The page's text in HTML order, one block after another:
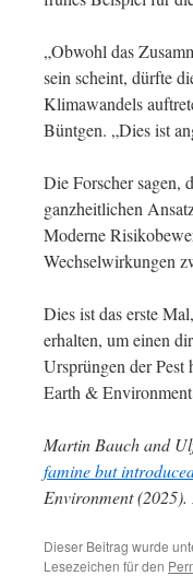
„Obwohl das
sein scheint, dürfte
Klimawandels
Büntgen. „Dies ist
Die Forscher sagen,
ganzheitlichen
Moderne
Wechselwirkungen
Dies ist das erste
erhalten, um einen
Ursprüngen der
Earth &
Martin Bauch and
famine but
Environment
Dieser Beitrag wurde
Lesezeichen für den